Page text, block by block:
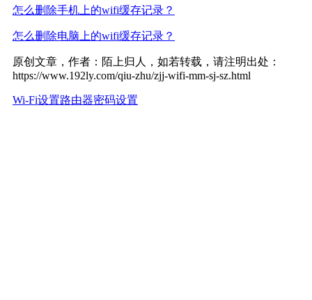
怎么删除手机上的wifi缓存记录？
怎么删除电脑上的wifi缓存记录？
原创文章，作者：陌上归人，如若转载，请注明出处：
https://www.192ly.com/qiu-zhu/zjj-wifi-mm-sj-sz.html
Wi-Fi设置路由器密码设置